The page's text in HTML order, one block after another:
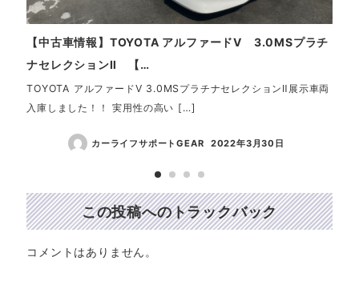
【中古車情報】TOYOTA アルファードV 3.0MSプラチ
ナセレクションⅡ 【…
TOYOTA アルファードV 3.0MSプラチナセレクションⅡ展示車両
入庫しました！！ 実用性の高い […]
カーライフサポートGEAR 2022年3月30日
この投稿へのトラックバック
コメントはありません。